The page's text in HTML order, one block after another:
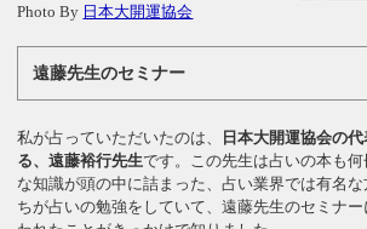
Photo By 日本大開運協会
遠藤先生のセミナー
私が占っていただいたのは、
日本大開運協会の
る、遠藤裕行先生です。この先生は占いの本も
な知識が頭の中に詰まった、占い業界では有名
ちが占いの勉強をしていて、遠藤先生のセミナ